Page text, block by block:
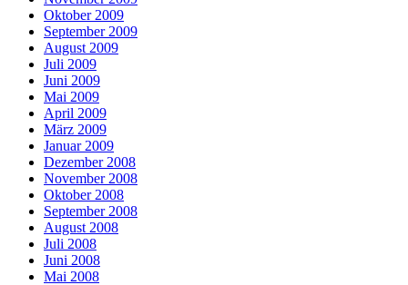
Oktober 2009
September 2009
August 2009
Juli 2009
Juni 2009
Mai 2009
April 2009
März 2009
Januar 2009
Dezember 2008
November 2008
Oktober 2008
September 2008
August 2008
Juli 2008
Juni 2008
Mai 2008